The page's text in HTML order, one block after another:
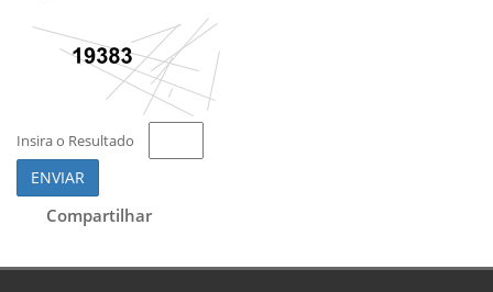
Insira o Resultado
ENVIAR
Compartilhar